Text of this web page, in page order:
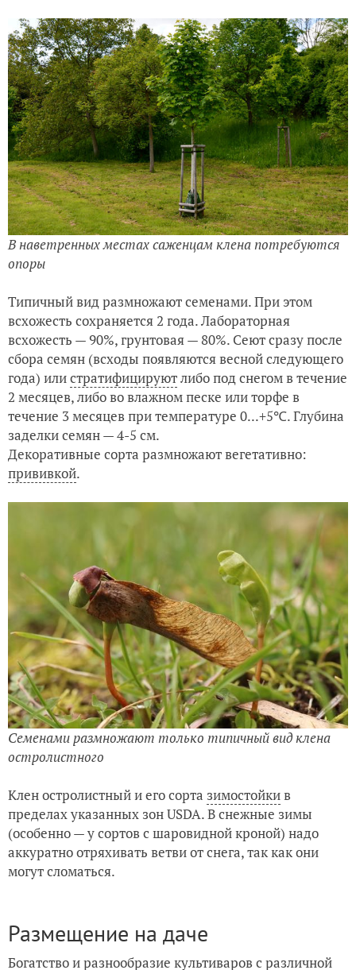
В наветренных местах саженцам клена потребуются
опоры
Типичный вид размножают семенами. При этом
всхожесть сохраняется 2 года. Лабораторная
всхожесть — 90%, грунтовая — 80%. Сеют сразу после
сбора семян (всходы появляются весной следующего
года) илистратифицируютлибо под снегом в течение
2 месяцев, либо во влажном песке или торфе в
течение 3 месяцев при температуре 0...+5℃. Глубина
заделки семян — 4-5 см.
Декоративные сорта размножают вегетативно:
прививкой.
Семенами размножают только типичный вид клена
остролистного
Клен остролистный и его сорта зимостойкив
пределах указанных зон USDA. В снежные зимы
(особенно — у сортов с шаровидной кроной) надо
аккуратно отряхивать ветви от снега, так как они
могут сломаться.
Размещение на даче
Богатство и разнообразие культиваров с различной